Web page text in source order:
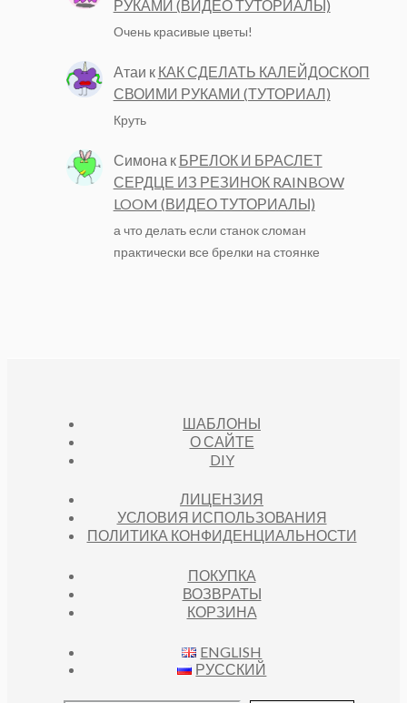
РУКАМИ (ВИДЕО ТУТОРИАЛЫ)
Очень красивые цветы!
Атаи к КАК СДЕЛАТЬ КАЛЕЙДОСКОП
СВОИМИ РУКАМИ (ТУТОРИАЛ)
Круть
Симона к БРЕЛОК И БРАСЛЕТ
СЕРДЦЕ ИЗ РЕЗИНОК RAINBOW
LOOM (ВИДЕО ТУТОРИАЛЫ)
а что делать если станок сломан
практически все брелки на стоянке
ШАБЛОНЫ
О САЙТЕ
DIY
ЛИЦЕНЗИЯ
УСЛОВИЯ ИСПОЛЬЗОВАНИЯ
ПОЛИТИКА КОНФИДЕНЦИАЛЬНОСТИ
ПОКУПКА
ВОЗВРАТЫ
КОРЗИНА
ENGLISH
РУССКИЙ